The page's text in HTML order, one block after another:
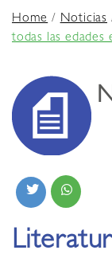
Home/Noticias
todas las edades